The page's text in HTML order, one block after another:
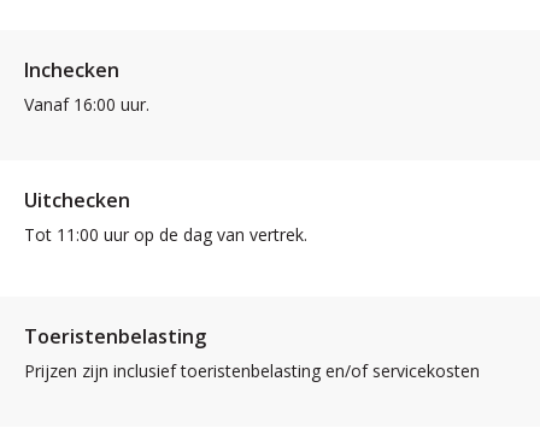
Inchecken
Vanaf 16:00 uur.
Uitchecken
Tot 11:00 uur op de dag van vertrek.
Toeristenbelasting
Prijzen zijn inclusief toeristenbelasting en/of servicekosten